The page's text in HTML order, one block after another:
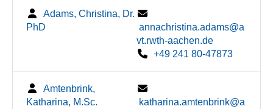
Adams, Christina, Dr.
PhD
annachristina.adams@a
vt.rwth-aachen.de
+49 241 80-47873
Amtenbrink,
Katharina, M.Sc.
katharina.amtenbrink@a